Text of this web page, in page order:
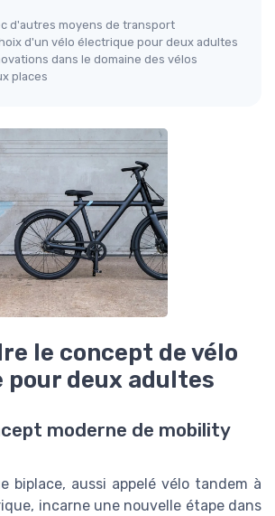
d'autres moyens de transport
d'un vélo électrique pour deux adultes
dans le domaine des vélos
places
le concept de vélo
deux adultes
moderne de mobility
biplace, aussi appelé vélo tandem à
incarne une nouvelle étape dans